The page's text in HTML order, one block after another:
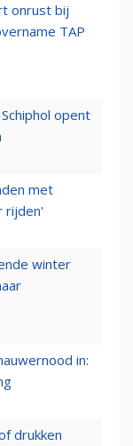
onrust bij
TAP
opent
met
rijden'
winter
in:
drukken